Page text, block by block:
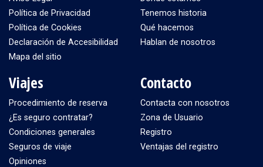
Política de Privacidad
Política de Cookies
Declaración de Accesibilidad
Mapa del sitio
Tenemos historia
Qué hacemos
Hablan de nosotros
Viajes
Procedimiento de reserva
¿Es seguro contratar?
Condiciones generales
Seguros de viaje
Opiniones
Contacto
Contacta con nosotros
Zona de Usuario
Registro
Ventajas del registro